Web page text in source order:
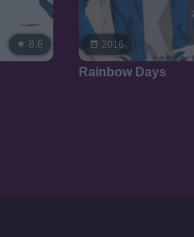
8.6 2016
Rainbow Days